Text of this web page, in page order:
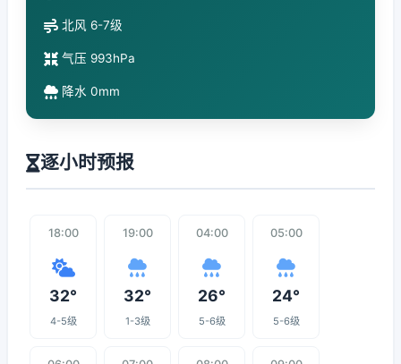
北风 6-7级
气压 993hPa
降水 0mm
逐小时预报
18:00
32°
4-5级
19:00
32°
1-3级
04:00
26°
5-6级
05:00
24°
5-6级